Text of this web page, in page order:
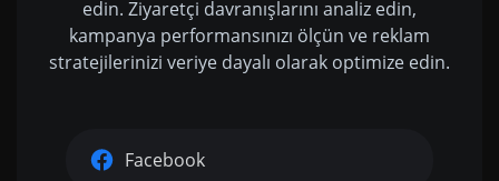
edin. Ziyaretçi davranışlarını analiz edin,
kampanya performansınızı ölçün ve reklam
stratejilerinizi veriye dayalı olarak optimize edin.
Facebook